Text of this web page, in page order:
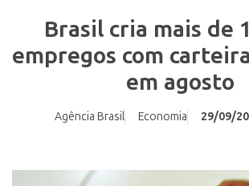
Brasil cria mais de
empregos com
em agosto
Agência Brasil Economia 29/09/